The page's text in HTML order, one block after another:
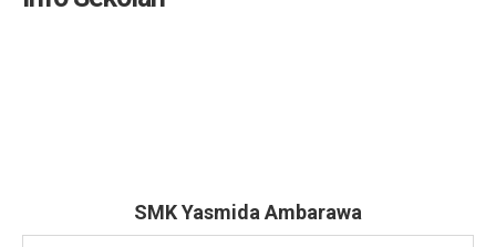
SMK Yasmida Ambarawa